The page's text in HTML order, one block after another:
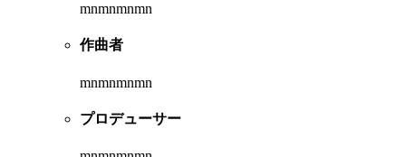
mnmnmnmn
作曲者
mnmnmnmn
プロデューサー